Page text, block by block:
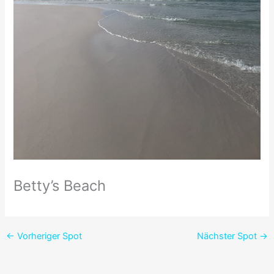
Betty’s Beach
← Vorheriger Spot Nächster Spot →